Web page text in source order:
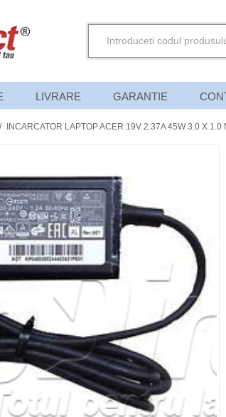
LIVRARE GARANTIE
/ INCARCATOR LAPTOP ACER 19V 2.37A 45W 3.0 X 1.0